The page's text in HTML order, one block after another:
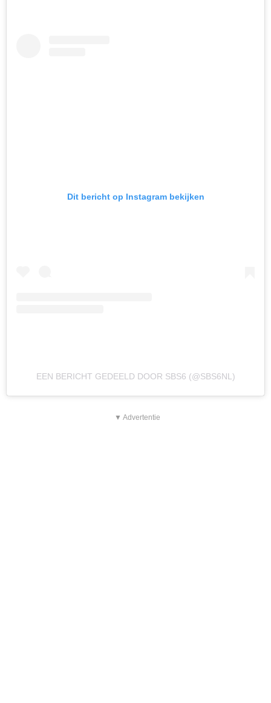
Dit bericht op Instagram bekijken
EEN BERICHT GEDEELD DOOR SBS6 (@SBS6NL)
▼ Advertentie